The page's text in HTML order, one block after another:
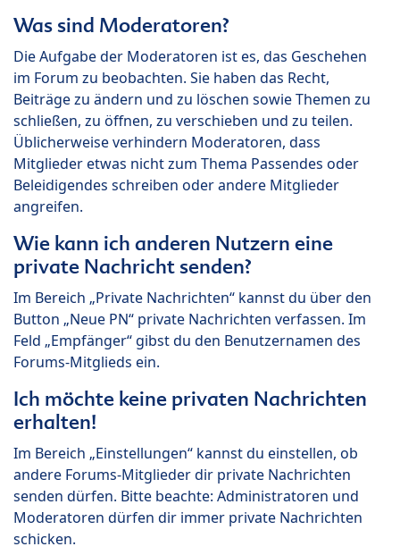
Was sind Moderatoren?
Die Aufgabe der Moderatoren ist es, das Geschehen
im Forum zu beobachten. Sie haben das Recht,
Beiträge zu ändern und zu löschen sowie Themen zu
schließen, zu öffnen, zu verschieben und zu teilen.
Üblicherweise verhindern Moderatoren, dass
Mitglieder etwas nicht zum Thema Passendes oder
Beleidigendes schreiben oder andere Mitglieder
angreifen.
Wie kann ich anderen Nutzern eine
private Nachricht senden?
Im Bereich „Private Nachrichten“ kannst du über den
Button „Neue PN“ private Nachrichten verfassen. Im
Feld „Empfänger“ gibst du den Benutzernamen des
Forums-Mitglieds ein.
Ich möchte keine privaten Nachrichten
erhalten!
Im Bereich „Einstellungen“ kannst du einstellen, ob
andere Forums-Mitglieder dir private Nachrichten
senden dürfen. Bitte beachte: Administratoren und
Moderatoren dürfen dir immer private Nachrichten
schicken.